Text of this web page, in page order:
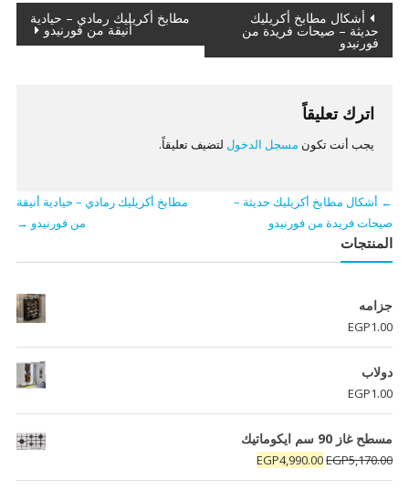
تصفّح
المقالات
أشكال مطابخ أكريليك
حديثة – صيحات فريدة من
فورنيدو
مطابخ أكريليك رمادي – حيادية
أنيقة من فورنيدو
اترك تعليقاً
يجب أنت تكون مسجل الدخول لتضيف تعليقاً.
← أشكال مطابخ أكريليك حديثة –
صيحات فريدة من فورنيدو
مطابخ أكريليك رمادي – حيادية أنيقة
من فورنيدو →
المنتجات
جزامه
EGP1.00
دولاب
EGP1.00
مسطح غاز 90 سم ايكوماتيك
EGP5,170.00
السعر
الأصلي
EGP4,990.00
السعر
الحالي